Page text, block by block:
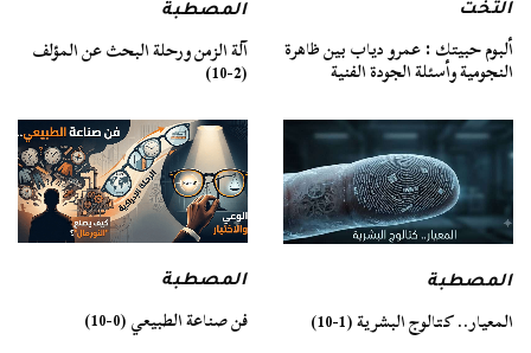
التخت
ألبوم حبيتك : عمرو دياب بين ظاهرة
النجومية وأسئلة الجودة الفنية
المصطبة
آلة الزمن ورحلة البحث عن المؤلف
(2-10)
المصطبة
المعيار.. كتالوج البشرية (1-10)
المصطبة
فن صناعة الطبيعي (0-10)